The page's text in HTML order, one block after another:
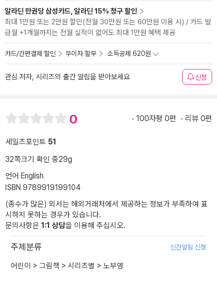
알라딘 만권당 삼성카드, 알라딘 15% 청구 할인
최대 1만원 또는 2만원 할인(전월 30만원 또는 60만원 이용 시) / 카드 발
급월 +1개월까지는 전월 실적이 없어도 최대 1만원 혜택 제공
카드/간편결제 할인 무이자 할부 소득공제 620원
관심 저자, 시리즈의 출간 알림을 받아보세요 신청
0 100자평 0편 리뷰 0편
세일즈포인트 51
32쪽크기 확인 중29g
언어 English
ISBN 9789919199104
(종수가 많은) 외서는 해외거래처에서 제공하는 정보가 부족하여 표
시하지 못하는 경우가 있습니다.
문의사항은 1:1 상담을 이용해 주십시오.
주제분류 신간알림 신청
어린이 > 그림책 > 시리즈별 > 노부영